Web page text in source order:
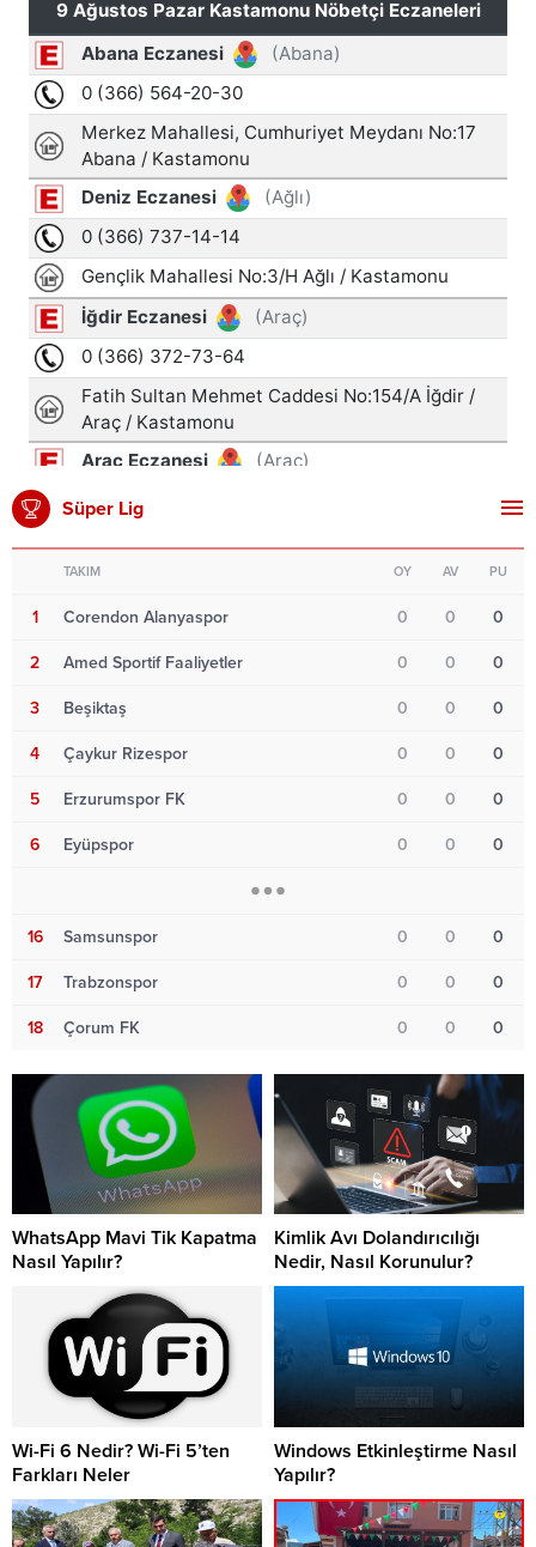
Süper Lig
TAKIM OY AV PU
1 Corendon Alanyaspor 0 0 0
2 Amed Sportif Faaliyetler 0 0 0
3 Beşiktaş 0 0 0
4 Çaykur Rizespor 0 0 0
5 Erzurumspor FK 0 0 0
6 Eyüpspor 0 0 0
16 Samsunspor 0 0 0
17 Trabzonspor 0 0 0
18 Çorum FK 0 0 0
WhatsApp Mavi Tik Kapatma
Nasıl Yapılır?
Kimlik Avı Dolandırıcılığı
Nedir, Nasıl Korunulur?
Wi-Fi 6 Nedir? Wi-Fi 5’ten
Farkları Neler
Windows Etkinleştirme Nasıl
Yapılır?